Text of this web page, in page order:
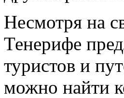
Несмотря на
Тенерифе
туристов и
можно найти